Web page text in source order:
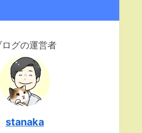
ログの運営者
stanaka